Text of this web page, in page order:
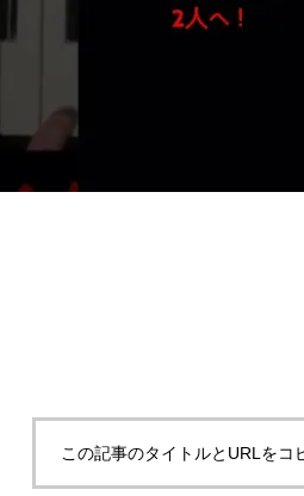
この記事のタイトルとURLをコ